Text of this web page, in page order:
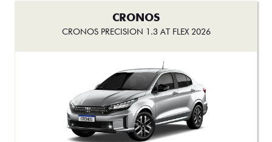
Ver oferta
TORO
TORO ENDURANCE TURBO 270 FLEX AT6 2026